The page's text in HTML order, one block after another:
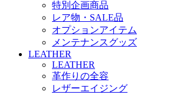
特別企画商品
レア物・SALE品
オプションアイテム
メンテナンスグッズ
LEATHER
LEATHER
革作りの全容
レザーエイジング